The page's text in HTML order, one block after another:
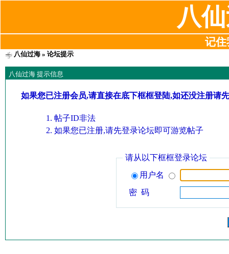
八
记住
八仙过海» 论坛提示
八仙过海 提示信息
如果您已注册会员,请直接在底下框框登陆,如还没注册请
帖子ID非法
如果您已注册,请先登录论坛即可游览帖子
请从以下框框登录论坛
用户名
密 码